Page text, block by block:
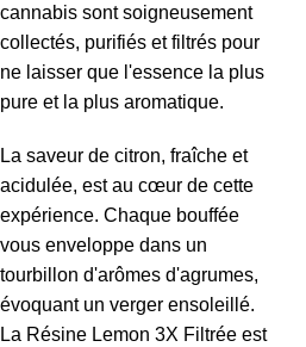
cannabis sont soigneusement
collectés, purifiés et filtrés pour
ne laisser que l'essence la plus
pure et la plus aromatique.
La saveur de citron, fraîche et
acidulée, est au cœur de cette
expérience. Chaque bouffée
vous enveloppe dans un
tourbillon d'arômes d'agrumes,
évoquant un verger ensoleillé.
La Résine Lemon 3X Filtrée est